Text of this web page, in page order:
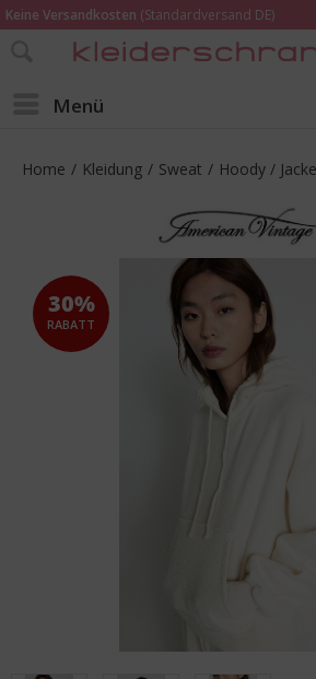
Keine Versandkosten (Standardversand DE)
Online bestellen – im Geschäft in Kempen
Menü
Home / Kleidung / Sweat / Hoody / Jacke
30%
RABATT